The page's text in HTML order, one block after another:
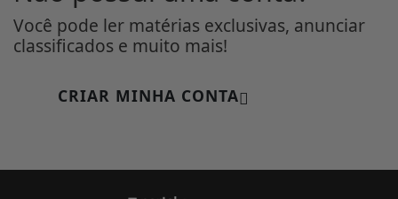
Você pode ler matérias exclusivas, anunciar
classificados e muito mais!
CRIAR MINHA CONTA